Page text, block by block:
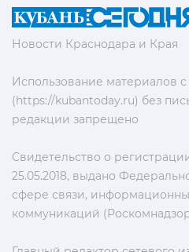
Новости Краснодара и Края
Использование материалов с
(https://kubantoday.ru) без
редакции запрещено
Свидетельство о
25.05.2018, выдано
сфере связи,
коммуникаций